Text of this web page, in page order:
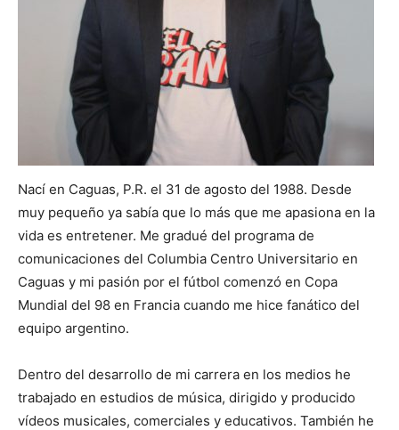
Nací en Caguas, P.R. el 31 de agosto del 1988. Desde
muy pequeño ya sabía que lo más que me apasiona en la
vida es entretener. Me gradué del programa de
comunicaciones del Columbia Centro Universitario en
Caguas y mi pasión por el fútbol comenzó en Copa
Mundial del 98 en Francia cuando me hice fanático del
equipo argentino.
Dentro del desarrollo de mi carrera en los medios he
trabajado en estudios de música, dirigido y producido
vídeos musicales, comerciales y educativos. También he